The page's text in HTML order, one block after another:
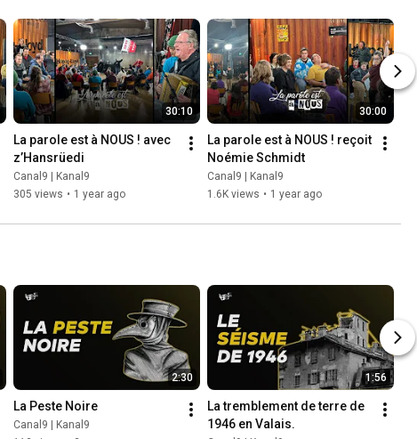
30:10
La parole est à NOUS ! avec
z’Hansrüedi
Canal9 | Kanal9
305 views • 1 year ago
30:00
La parole est à NOUS ! reçoit
Noémie Schmidt
Canal9 | Kanal9
1.6K views • 1 year ago
2:30
La Peste Noire
Canal9 | Kanal9
1:56
La tremblement de terre de
1946 en Valais.